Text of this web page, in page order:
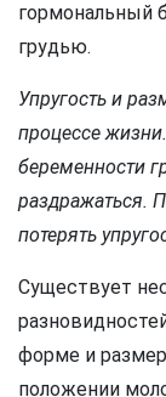
гормональный
грудью.
Упругость и
процессе
беременности
раздражаться.
потерять
Существует
форме и
положении